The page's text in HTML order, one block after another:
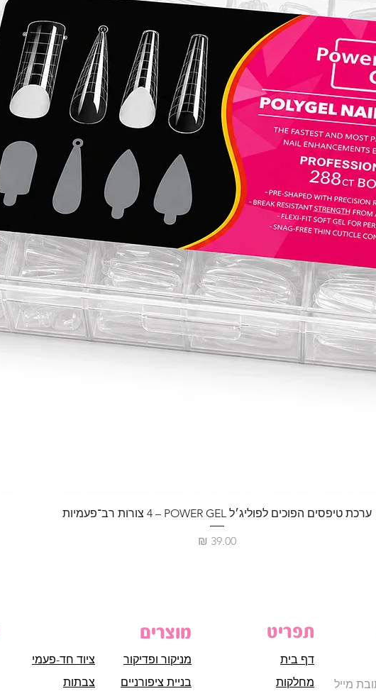
ערכת טיפסים הפוכים לפוליג׳ל POWER GEL – ‏4 צורות רב־פעמיות
מחיר
מוצרים
ציוד חד-פעמי
צבתות
מניקור ופדיקור
בניית ציפורניים
תפריט
דף בית
מחלקות